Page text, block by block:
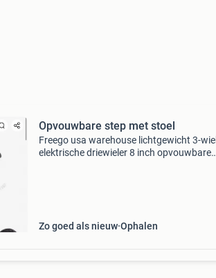
Opvouwbare step met stoel
Freego usa warehouse lichtgewicht 3-wiel
elektrische driewieler 8 inch opvouwbare
Zo goed als nieuw Ophalen